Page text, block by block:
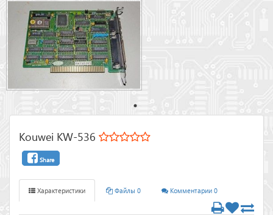
Kouwei KW-536
Share
Характеристики Файлы 0 Комментарии 0